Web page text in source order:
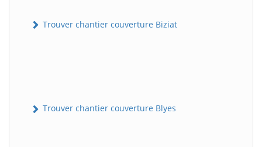
Trouver chantier couverture Biziat
Trouver chantier couverture Blyes